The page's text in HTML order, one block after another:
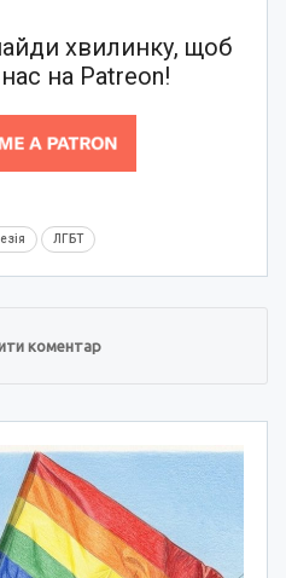
хвилинку, щоб
на Patreon!
ЛГБТ
коментар